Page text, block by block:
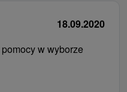
18.09.2020
w wyborze